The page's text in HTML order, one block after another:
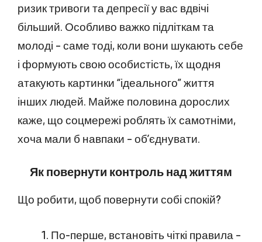
ризик тривоги та депресії у вас вдвічі
більший. Особливо важко підліткам та
молоді – саме тоді, коли вони шукають себе
і формують свою особистість, їх щодня
атакують картинки “ідеального” життя
інших людей. Майже половина дорослих
каже, що соцмережі роблять їх самотніми,
хоча мали б навпаки – об’єднувати.
Як повернути контроль над життям
Що робити, щоб повернути собі спокій?
По-перше, встановіть чіткі правила –